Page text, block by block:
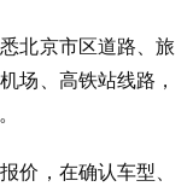
北京市区道路、旅
场、高铁站线路，
价，在确认车型、